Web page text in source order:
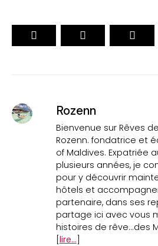
Rozenn
Bienvenue sur Rêves
Rozenn. fondatrice et
of Maldives. Expatriée
plusieurs années, je
pour y découvrir
hôtels et
partenaire, dans ses
partage ici avec vous
histoires de rêve...des
[lire...]